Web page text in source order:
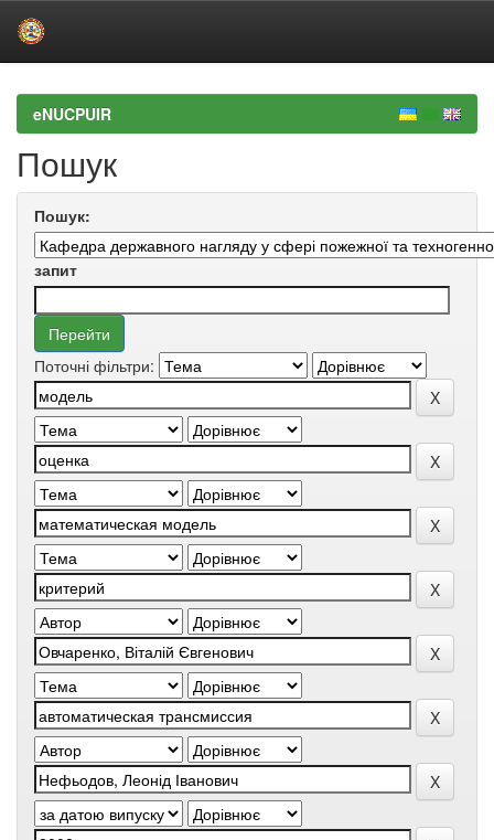
navigationeNUCPUIR
Пошук
Пошук:
запит
Поточні фільтри: